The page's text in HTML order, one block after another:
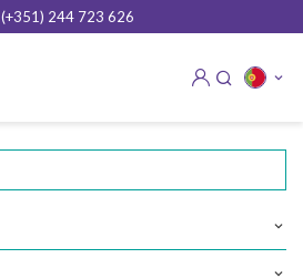
(+351) 244 723 626